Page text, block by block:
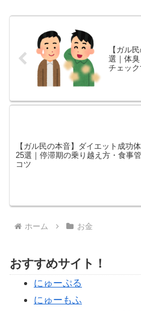
り下げます。
【ガル
選｜体
チェッ
【ガル民の本音】ダイエット成功
25選｜停滞期の乗り越え方・食事
コツ
ホーム お金
おすすめサイト！
にゅーぷる
にゅーもふ